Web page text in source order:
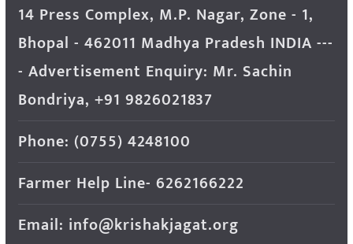
14 Press Complex, M.P. Nagar, Zone - 1,
Bhopal - 462011 Madhya Pradesh INDIA ---
- Advertisement Enquiry: Mr. Sachin
Bondriya, +91 9826021837
Phone: (0755) 4248100
Farmer Help Line- 6262166222
Email: info@krishakjagat.org